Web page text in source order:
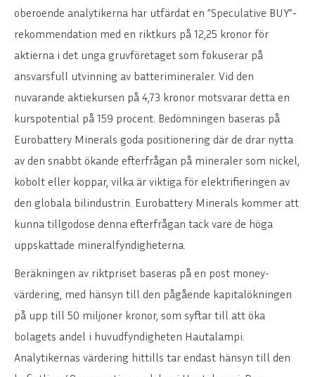
oberoende analytikerna har utfärdat en ”Speculative BUY”-
rekommendation med en riktkurs på 12,25 kronor för
aktierna i det unga gruvföretaget som fokuserar på
ansvarsfull utvinning av batterimineraler. Vid den
nuvarande aktiekursen på 4,73 kronor motsvarar detta en
kurspotential på 159 procent. Bedömningen baseras på
Eurobattery Minerals goda positionering där de drar nytta
av den snabbt ökande efterfrågan på mineraler som nickel,
kobolt eller koppar, vilka är viktiga för elektrifieringen av
den globala bilindustrin. Eurobattery Minerals kommer att
kunna tillgodose denna efterfrågan tack vare de höga
uppskattade mineralfyndigheterna.
Beräkningen av riktpriset baseras på en post money-
värdering, med hänsyn till den pågående kapitalökningen
på upp till 50 miljoner kronor, som syftar till att öka
bolagets andel i huvudfyndigheten Hautalampi.
Analytikernas värdering hittills tar endast hänsyn till den